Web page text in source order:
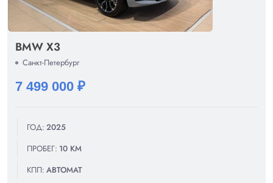
BMW X3
Санкт-Петербург
7 499 000 ₽
ГОД: 2025
ПРОБЕГ: 10 КМ
КПП: АВТОМАТ